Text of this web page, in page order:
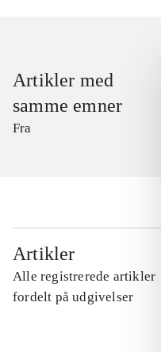
Artikler med
samme emner
Fra
Artikler
Alle registrerede artikler
fordelt på udgivelser